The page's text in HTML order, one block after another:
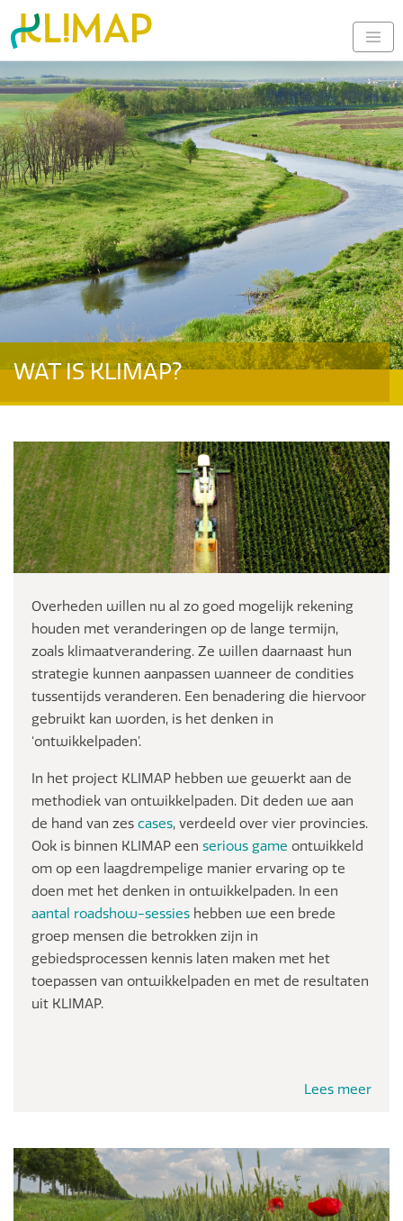
WAT IS KLIMAP?
Overheden willen nu al zo goed mogelijk rekening
houden met veranderingen op de lange termijn,
zoals klimaatverandering. Ze willen daarnaast hun
strategie kunnen aanpassen wanneer de condities
tussentijds veranderen. Een benadering die hiervoor
gebruikt kan worden, is het denken in
‘ontwikkelpaden’.
In het project KLIMAP hebben we gewerkt aan de
methodiek van ontwikkelpaden. Dit deden we aan
de hand van zes cases, verdeeld over vier provincies.
Ook is binnen KLIMAP een serious game ontwikkeld
om op een laagdrempelige manier ervaring op te
doen met het denken in ontwikkelpaden. In een
aantal roadshow-sessies hebben we een brede
groep mensen die betrokken zijn in
gebiedsprocessen kennis laten maken met het
toepassen van ontwikkelpaden en met de resultaten
uit KLIMAP.
Lees meer